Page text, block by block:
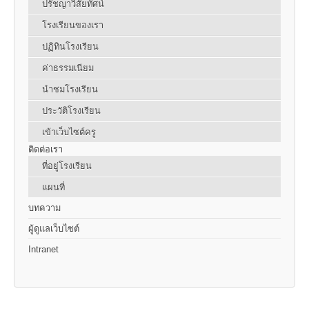
ปรัชญาวิสัยทัศน์
โรงเรียนของเรา
ปฏิทินโรงเรียน
ค่าธรรมเนียม
นำชมโรงเรียน
ประวัติโรงเรียน
เข้าเว็บไซต์ครู
ติดต่อเรา
ที่อยู่โรงเรียน
แผนที่
บทความ
ผู้ดูแลเว็บไซต์
Intranet